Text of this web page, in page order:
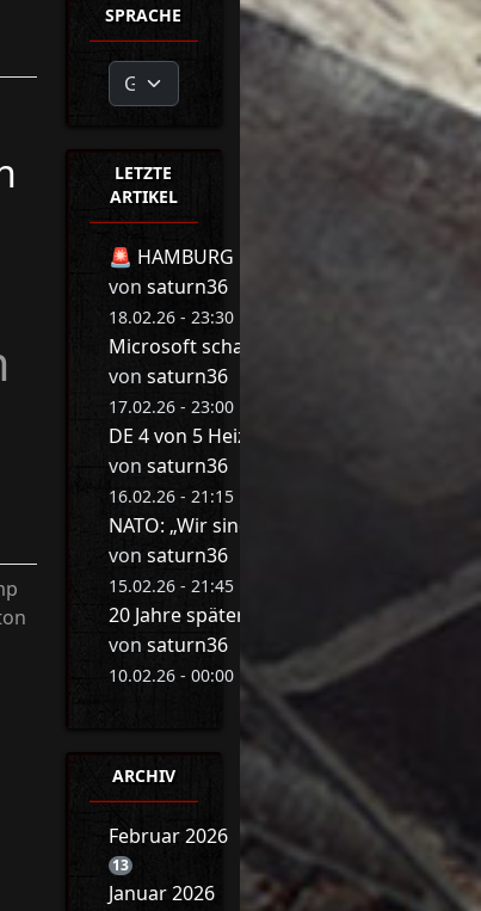
SPRACHE
LETZTE
ARTIKEL
🚨 HAMBURG BEBT! 🚨 MIT DIESER
von saturn36
18.02.26 - 23:30 Uhr
Microsoft schaltet jetzt Millionen
von saturn36
17.02.26 - 23:00 Uhr
DE 4 von 5 Heizungen werden
von saturn36
16.02.26 - 21:15 Uhr
NATO: „Wir sind am Arsch“ ❌ Game
von saturn36
15.02.26 - 21:45 Uhr
20 Jahre später: Eva Herman bricht ihr
von saturn36
10.02.26 - 00:00 Uhr
ARCHIV
Februar 2026
13
Januar 2026